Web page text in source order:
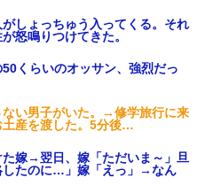
しょっちゅう入ってくる。それ
怒鳴りつけてきた。
くらいのオッサン、強烈だっ
い男子がいた。→修学旅行に来
土産を渡した。5分後…
嫁→翌日、嫁「ただいま～」旦
したのに…」嫁「えっ」→なん